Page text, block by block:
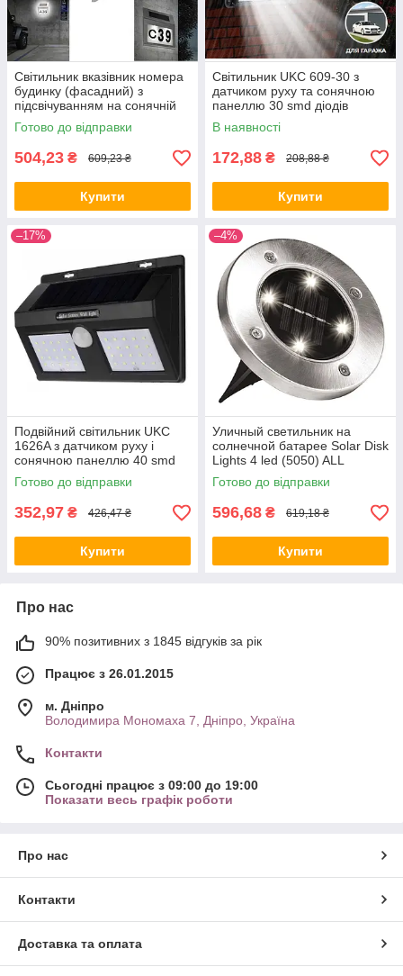
Світильник вказівник номера
будинку (фасадний) з
підсвічуванням на сонячній
батареї SIlver + цифри ALL
Качество + 441
Готово до відправки
504,23 ₴ 609,23 ₴
Купити
Світильник UKC 609-30 з
датчиком руху та сонячною
панеллю 30 smd діодів
настінний Black (5115) ALL
Качество + 313
В наявності
172,88 ₴ 208,88 ₴
Купити
–17%
Подвійний світильник UKC
1626A з датчиком руху і
сонячною панеллю 40 smd
настінний вуличний (7178)
Готово до відправки
352,97 ₴ 426,47 ₴
Купити
–4%
Уличный светильник на
солнечной батарее Solar Disk
Lights 4 led (5050) ALL
Качество + 694
Готово до відправки
596,68 ₴ 619,18 ₴
Купити
Про нас
90% позитивних з 1845 відгуків за рік
Працює з 26.01.2015
м. Дніпро
Володимира Мономаха 7, Дніпро, Україна
Контакти
Сьогодні працює з 09:00 до 19:00
Показати весь графік роботи
Про нас
Контакти
Доставка та оплата